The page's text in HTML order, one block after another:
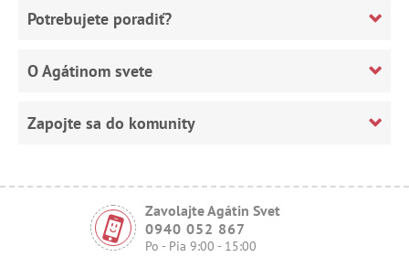
Potrebujete poradiť?
O Agátinom svete
Zapojte sa do komunity
Zavolajte Agátin Svet
0940 052 867
Po - Pia 9:00 - 15:00